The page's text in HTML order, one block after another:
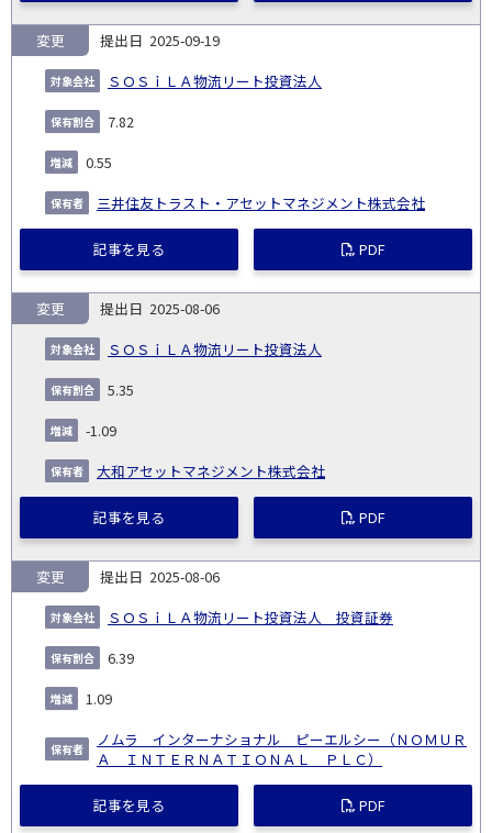
2025-09-19
ＳＯＳｉＬＡ物流リート投資法人
変更
7.82
0.55
三井住友トラスト・アセットマネジメント株式会社
記事を見る PDF
2025-08-06
ＳＯＳｉＬＡ物流リート投資法人
変更
5.35
-1.09
大和アセットマネジメント株式会社
記事を見る PDF
2025-08-06
ＳＯＳｉＬＡ物流リート投資法人 投資証券
変更
6.39
1.09
ノムラ インターナショナル ピーエルシー（ＮＯＭＵＲ
Ａ ＩＮＴＥＲＮＡＴＩＯＮＡＬ ＰＬＣ）
記事を見る PDF